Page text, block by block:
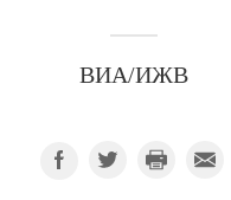
ВИА/ИЖВ